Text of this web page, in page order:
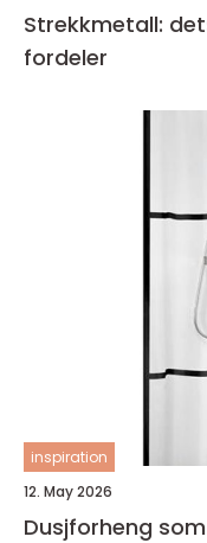
Strekkmetall:
fordeler
inspiration
12. May 2026
Dusjforheng